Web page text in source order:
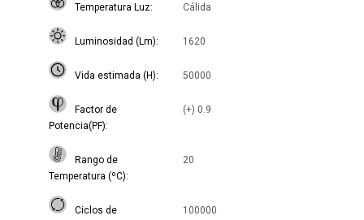
Temperatura Luz Cálida
Luminosidad (Lm) 1620
Vida estimada (H) 50000
Factor de
Potencia(PF)
(+) 0.9
Rango de
Temperatura (ºC)
20
Ciclos de
100000